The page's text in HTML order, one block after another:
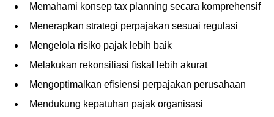
Memahami konsep tax planning secara komprehensif
Menerapkan strategi perpajakan sesuai regulasi
Mengelola risiko pajak lebih baik
Melakukan rekonsiliasi fiskal lebih akurat
Mengoptimalkan efisiensi perpajakan perusahaan
Mendukung kepatuhan pajak organisasi